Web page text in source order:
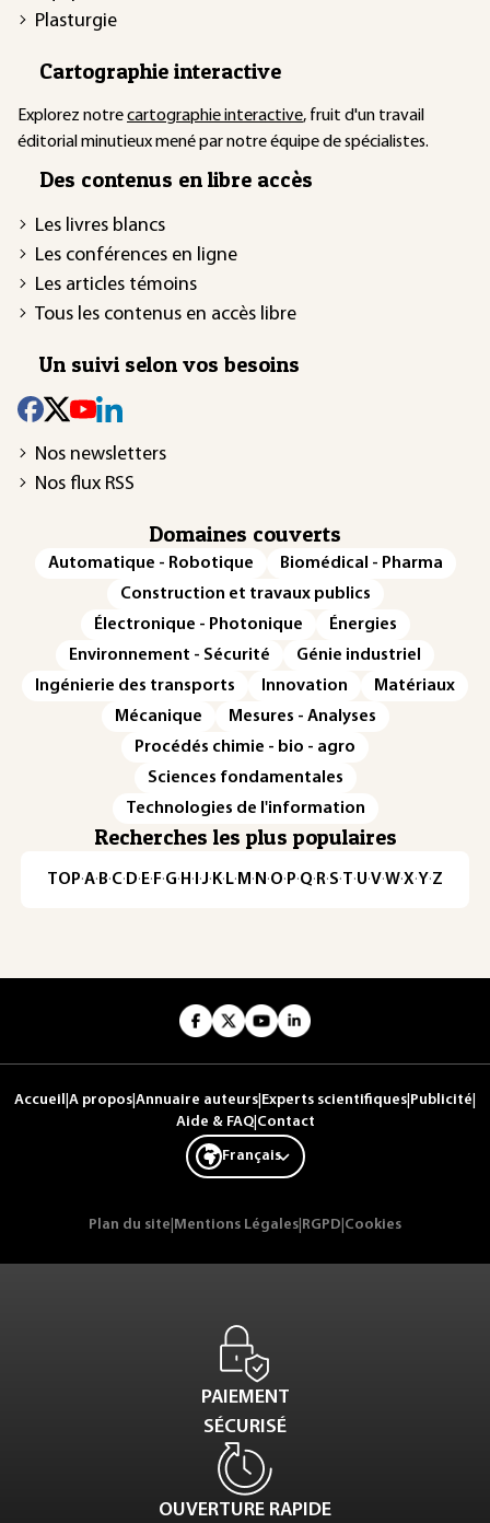
Plasturgie
Cartographie interactive
Explorez notrecartographie interactive, fruit d'un travail
éditorial minutieux mené par notre équipe de spécialistes.
Des contenus en libre accès
Les livres blancs
Les conférences en ligne
Les articles témoins
Tous les contenus en accès libre
Un suivi selon vos besoins
Nos newsletters
Nos flux RSS
Domaines couverts
Automatique - Robotique
Biomédical - Pharma
Construction et travaux publics
Électronique - Photonique
Énergies
Environnement - Sécurité
Génie industriel
Ingénierie des transports
Innovation
Matériaux
Mécanique
Mesures - Analyses
Procédés chimie - bio - agro
Sciences fondamentales
Technologies de l'information
Recherches les plus populaires
TOP·A·B·C· D· E· F·G· H · ·J· K· L· M · N ·O· P·Q· R·S·T·U·V·W·X·Y·Z
Accueil A propos Annuaire auteurs Experts scientifiques Publicité
Aide & FAQ| Contact
Français
Plan du site Mentions Légales RGPD Cookies
PAIEMENT
SÉCURISÉ
OUVERTURE RAPIDE